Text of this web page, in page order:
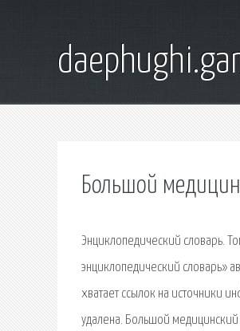
Большой
Энциклопедический словарь.
энциклопедический словарь»
хватает ссылок на источники
удалена. Большой медицинский